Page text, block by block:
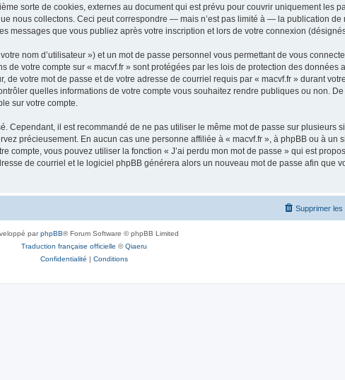
sorte de cookies, externes au document qui est prévu pour couvrir uniquement les
nous collectons. Ceci peut correspondre — mais n’est pas limité à — la publication de
messages que vous publiez après votre inscription et lors de votre connexion
nom d’utilisateur ») et un mot de passe personnel vous permettant de vous
votre compte sur « macvf.fr » sont protégées par les lois de protection des données
de votre mot de passe et de votre adresse de courriel requis par « macvf.fr » durant
quelles informations de votre compte vous souhaitez rendre publiques ou non.
sur votre compte.
Cependant, il est recommandé de ne pas utiliser le même mot de passe sur plusieurs
précieusement. En aucun cas une personne affiliée à « macvf.fr », à phpBB ou à un
compte, vous pouvez utiliser la fonction « J’ai perdu mon mot de passe » qui est
de courriel et le logiciel phpBB générera alors un nouveau mot de passe afin que
Supprimer les
parphpBB® Forum Software © phpBB Limited
Traduction française officielle ©Qiaeru
Confidentialité | Conditions